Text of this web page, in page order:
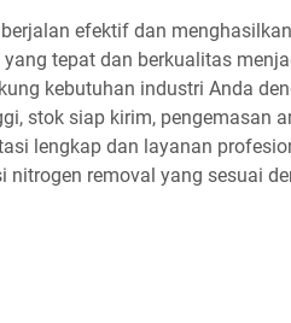
efektif dan
tepat dan berkualitas
kebutuhan industri Anda
stok siap kirim, pengemasan
lengkap dan layanan
removal yang sesuai